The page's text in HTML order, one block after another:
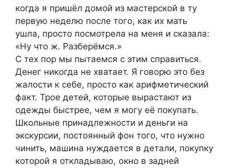
когда я пришёл домой из мастерской в ту
первую неделю после того, как их мать
ушла, просто посмотрела на меня и сказала:
«Ну что ж. Разберёмся.»
С тех пор мы пытаемся с этим справиться.
Денег никогда не хватает. Я говорю это без
жалости к себе, просто как арифметический
факт. Трое детей, которые вырастают из
одежды быстрее, чем я могу её покупать.
Школьные принадлежности и деньги на
экскурсии, постоянный фон того, что нужно
чинить, машина нуждается в детали, покупку
которой я откладываю, окно в задней